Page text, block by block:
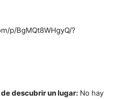
p/BgMQt8WHgyQ/?
descubrir un lugar: No hay